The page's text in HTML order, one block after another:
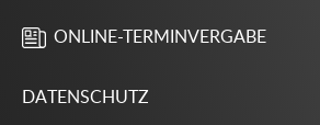
ONLINE-TERMINVERGABE
DATENSCHUTZ